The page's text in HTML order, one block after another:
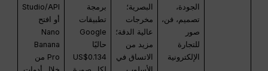
الجودة،
تصميم، فن،
صور
للتجارة
الإلكترونية
البصرية؛
مخرجات
عالية الدقة؛
مزيد من
الاتساق في
برمجة
تطبيقات
Google
حاليًا
US$0.134
Studio/API
أو افتح
Nano
Banana
Pro من